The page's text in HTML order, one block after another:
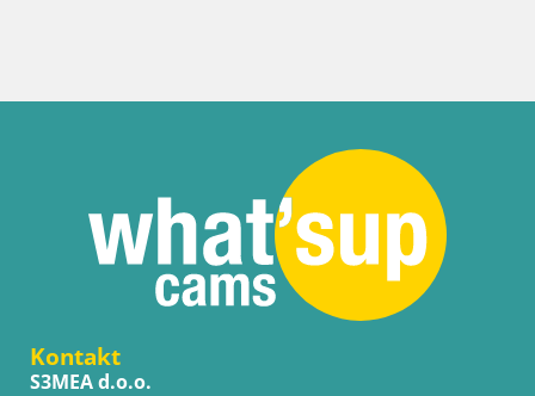
Kontakt
S3MEA d.o.o.